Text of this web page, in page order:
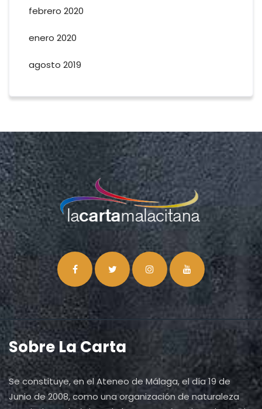
febrero 2020
enero 2020
agosto 2019
Sobre La Carta
Se constituye, en el Ateneo de Málaga, el día 19 de
Junio de 2008, como una organización de naturaleza